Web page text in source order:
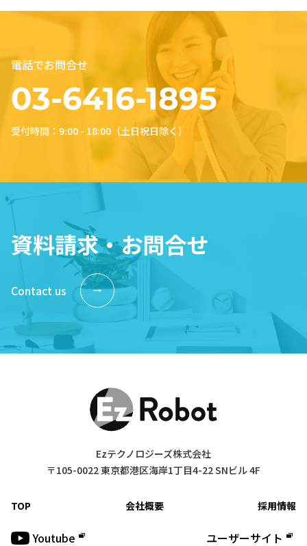
電話でお問合せ
03-6416-1895
受付時間：9:00 - 18:00（土日祝日除く）
資料請求・お問合せ
Contact us
Ezテクノロジーズ株式会社
〒105-0022 東京都港区海岸1丁目4-22 SNビル 4F
TOP 会社概要 採用情報
Youtube ユーザーサイト